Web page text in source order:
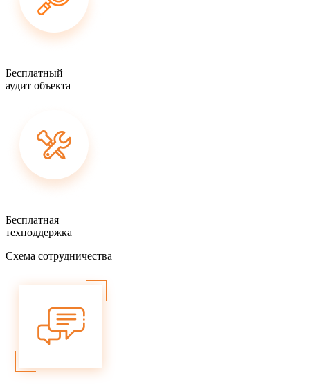
Бесплатный
аудит объекта
Бесплатная
техподдержка
Схема сотрудничества